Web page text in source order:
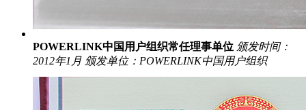
POWERLINK中国用户组织常任理事单位 颁发时间：
2012年1月 颁发单位：POWERLINK中国用户组织